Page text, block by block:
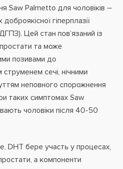
Saw Palmetto для чоловіків –
гіперплазії
Цей стан пов’язаний із
та може
позивами до
сечі, нічними
неповного спорожнення
таких симптомах Saw
чоловіки після 40-50
DHT бере участь у процесах,
а компоненти